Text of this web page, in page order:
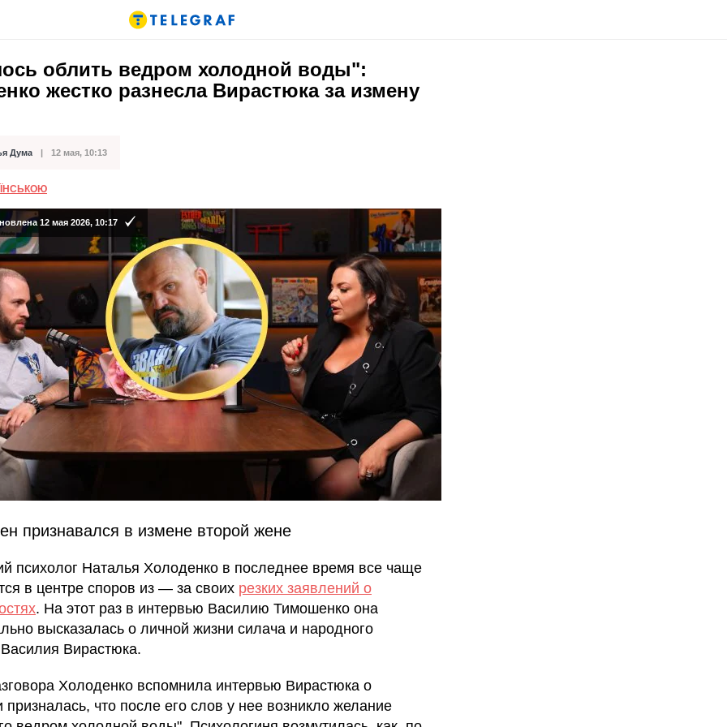
облить ведром холодной воды":
жестко разнесла Вирастюка за измену
Дума 12 мая, 10:13
12 мая 2026, 10:17
признавался в измене второй жене
психолог Наталья Холоденко в последнее время все чаще
в центре споров из — за своих резких заявлений о
. На этот раз в интервью Василию Тимошенко она
высказалась о личной жизни силача и народного
Вирастюка.
Холоденко вспомнила интервью Вирастюка о
призналась, что после его слов у нее возникло желание